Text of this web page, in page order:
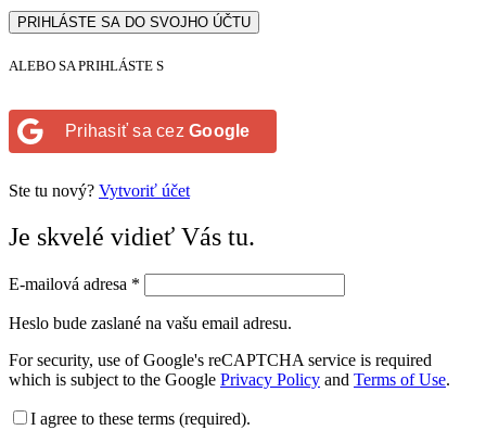
PRIHLÁSTE SA DO SVOJHO ÚČTU
ALEBO SA PRIHLÁSTE S
Prihasiť sa cez Google
Ste tu nový? Vytvoriť účet
Je skvelé vidieť Vás tu.
E-mailová adresa *
Heslo bude zaslané na vašu email adresu.
For security, use of Google's reCAPTCHA service is required
which is subject to the Google Privacy Policy and Terms of Use.
I agree to these terms (required).